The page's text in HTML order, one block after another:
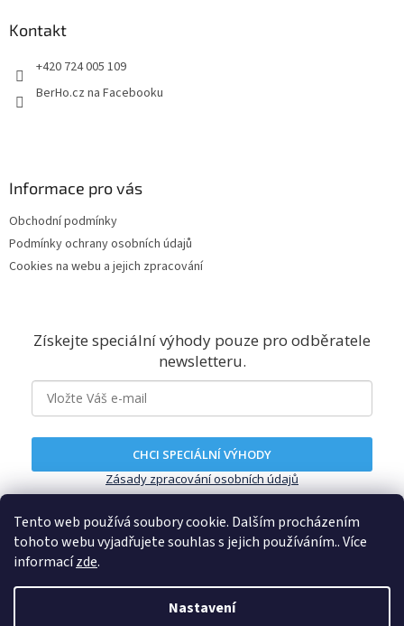
Tento web používá soubory cookie. Dalším procházením
tohoto webu vyjadřujete souhlas s jejich používáním.. Více
informacízde.
Nastavení
Kontakt
+420 724 005 109
BerHo.cz na Facebooku
Informace pro vás
Obchodní podmínky
Podmínky ochrany osobních údajů
Cookies na webu a jejich zpracování
Získejte speciální výhody pouze pro odběratele
newsletteru.
CHCI SPECIÁLNÍ VÝHODY
Zásady zpracování osobních údajů
Vytvořil Shoptet